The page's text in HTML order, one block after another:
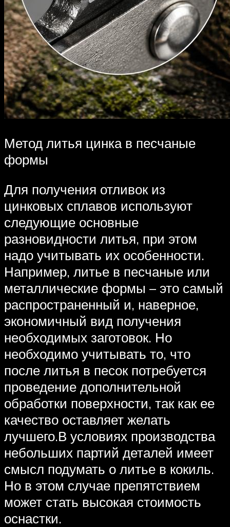
Метод литья цинка в песчаные
формы
Для получения отливок из
цинковых сплавов используют
следующие основные
разновидности литья, при этом
надо учитывать их особенности.
Например, литье в песчаные или
металлические формы – это самый
распространенный и, наверное,
экономичный вид получения
необходимых заготовок. Но
необходимо учитывать то, что
после литья в песок потребуется
проведение дополнительной
обработки поверхности, так как ее
качество оставляет желать
лучшего.В условиях производства
небольших партий деталей имеет
смысл подумать о литье в кокиль.
Но в этом случае препятствием
может стать высокая стоимость
оснастки.